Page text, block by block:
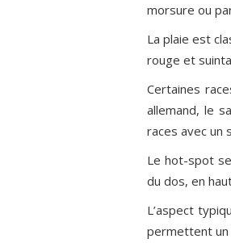
morsure ou
La plaie est
rouge et
Certaines
allemand, le
races avec un
Le hot-spot
du dos, en
L’aspect
permettent un